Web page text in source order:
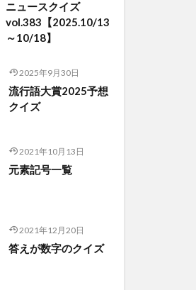
ニュースクイズ
vol.383【2025.10/13
～10/18】
2025年9月30日
流行語大賞2025予想
クイズ
2021年10月13日
元素記号一覧
2021年12月20日
答えが数字のクイズ